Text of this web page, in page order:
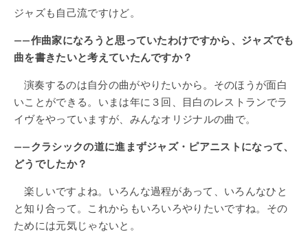
ジャズも自己流ですけど。
——作曲家になろうと思っていたわけですから、ジャズでも
曲を書きたいと考えていたんですか？
演奏するのは自分の曲がやりたいから。そのほうが面白
いことができる。いまは年に３回、目白のレストランでラ
イヴをやっていますが、みんなオリジナルの曲で。
——クラシックの道に進まずジャズ・ピアニストになって、
どうでしたか？
楽しいですよね。いろんな過程があって、いろんなひと
と知り合って。これからもいろいろやりたいですね。その
ためには元気じゃないと。